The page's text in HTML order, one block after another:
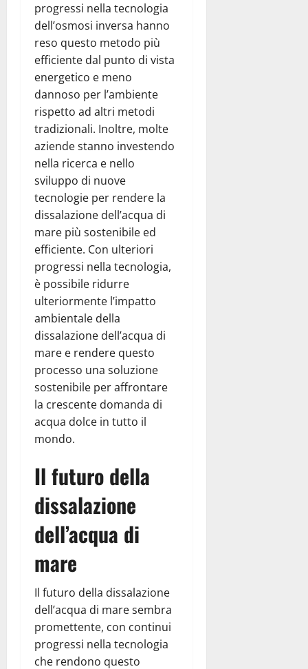
progressi nella tecnologia
dell’osmosi inversa hanno
reso questo metodo più
efficiente dal punto di vista
energetico e meno
dannoso per l’ambiente
rispetto ad altri metodi
tradizionali. Inoltre, molte
aziende stanno investendo
nella ricerca e nello
sviluppo di nuove
tecnologie per rendere la
dissalazione dell’acqua di
mare più sostenibile ed
efficiente. Con ulteriori
progressi nella tecnologia,
è possibile ridurre
ulteriormente l’impatto
ambientale della
dissalazione dell’acqua di
mare e rendere questo
processo una soluzione
sostenibile per affrontare
la crescente domanda di
acqua dolce in tutto il
mondo.
Il futuro della
dissalazione
dell’acqua di
mare
Il futuro della dissalazione
dell’acqua di mare sembra
promettente, con continui
progressi nella tecnologia
che rendono questo